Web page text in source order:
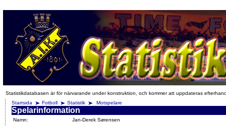
Statistikdatabasen är för närvarande under konstruktion, och kommer att uppdateras
Startsida
Fotboll Statistik Motspelare
Spelarinformation
Namn:
Jan-Derek Sørensen